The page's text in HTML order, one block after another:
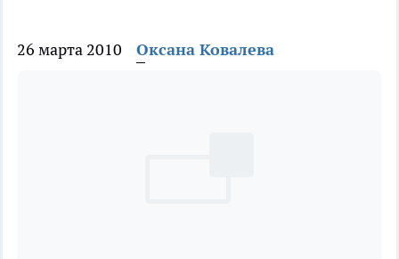
26 марта 2010 Оксана Ковалева